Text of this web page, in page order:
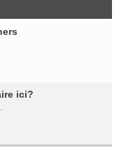
ici?